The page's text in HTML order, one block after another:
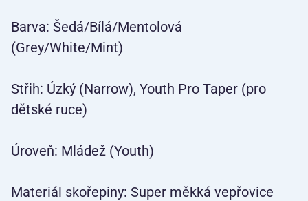
Barva: Šedá/Bílá/Mentolová
(Grey/White/Mint)
Střih: Úzký (Narrow), Youth Pro Taper (pro
dětské ruce)
Úroveň: Mládež (Youth)
Materiál skořepiny: Super měkká vepřovice